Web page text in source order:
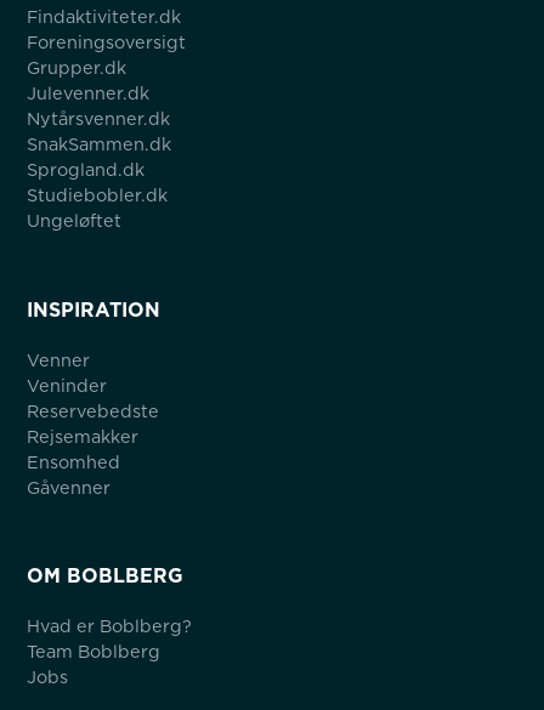
Findaktiviteter.dk
Foreningsoversigt
Grupper.dk
Julevenner.dk
Nytårsvenner.dk
SnakSammen.dk
Sprogland.dk
Studiebobler.dk
Ungeløftet
INSPIRATION
Venner
Veninder
Reservebedste
Rejsemakker
Ensomhed
Gåvenner
OM BOBLBERG
Hvad er Boblberg?
Team Boblberg
Jobs